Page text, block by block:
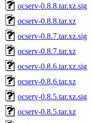
ocserv-0.8.8.tar.xz.sig
ocserv-0.8.8.tar.xz
ocserv-0.8.7.tar.xz.sig
ocserv-0.8.7.tar.xz
ocserv-0.8.6.tar.xz.sig
ocserv-0.8.6.tar.xz
ocserv-0.8.5.tar.xz.sig
ocserv-0.8.5.tar.xz